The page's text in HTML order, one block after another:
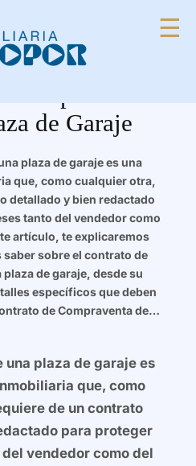
al
contenido
☰
para el
de Garaje
plaza de garaje es una
que, como cualquier otra,
detallado y bien redactado
tanto del vendedor como
artículo, te explicaremos
sobre el contrato de
de garaje, desde su
específicos que deben
de Compraventa de…
una plaza de garaje es
que, como
de un contrato
para proteger
vendedor como del